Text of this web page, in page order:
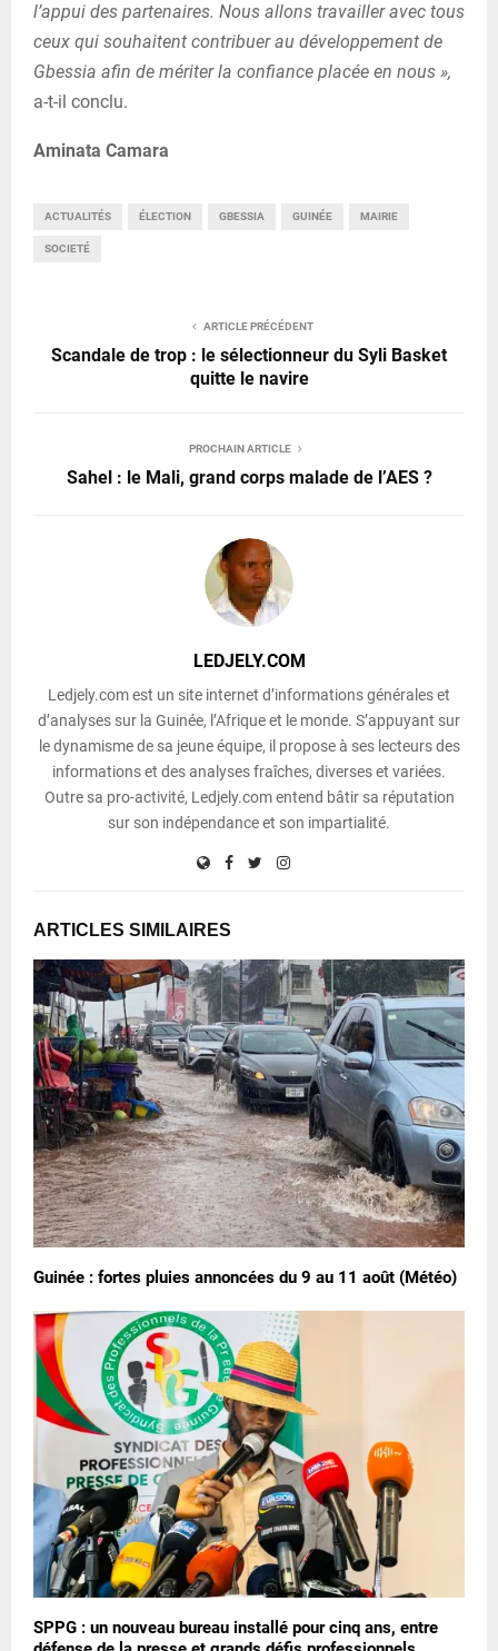
l’appui des partenaires. Nous allons travailler avec tous
ceux qui souhaitent contribuer au développement de
Gbessia afin de mériter la confiance placée en nous »,
a-t-il conclu.
Aminata Camara
ACTUALITÉS ÉLECTION GBESSIA GUINÉE MAIRIE
SOCIETÉ
ARTICLE PRÉCÉDENT
Scandale de trop : le sélectionneur du Syli Basket
quitte le navire
PROCHAIN ARTICLE
Sahel : le Mali, grand corps malade de l’AES ?
LEDJELY.COM
Ledjely.com est un site internet d’informations générales et
d’analyses sur la Guinée, l’Afrique et le monde. S’appuyant sur
le dynamisme de sa jeune équipe, il propose à ses lecteurs des
informations et des analyses fraîches, diverses et variées.
Outre sa pro-activité, Ledjely.com entend bâtir sa réputation
sur son indépendance et son impartialité.
ARTICLES SIMILAIRES
Guinée : fortes pluies annoncées du 9 au 11 août (Météo)
SPPG : un nouveau bureau installé pour cinq ans, entre